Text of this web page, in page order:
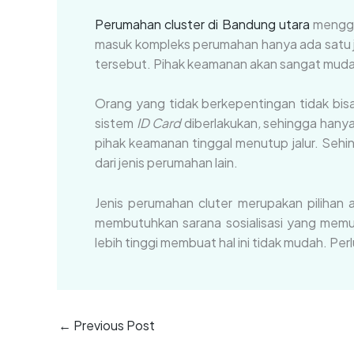
Perumahan cluster di Bandung utara
masuk kompleks perumahan hanya ada
tersebut. Pihak keamanan akan sangat
Orang yang tidak berkepentingan tidak
sistem ID Carddiberlakukan,sehingga
pihak keamanan tinggal menutup jalur.
dari jenis perumahan lain.
Jenis perumahan cluter merupakan
membutuhkan sarana sosialisasi yang
lebih tinggi membuat hal ini tidak mudah.
← Previous Post